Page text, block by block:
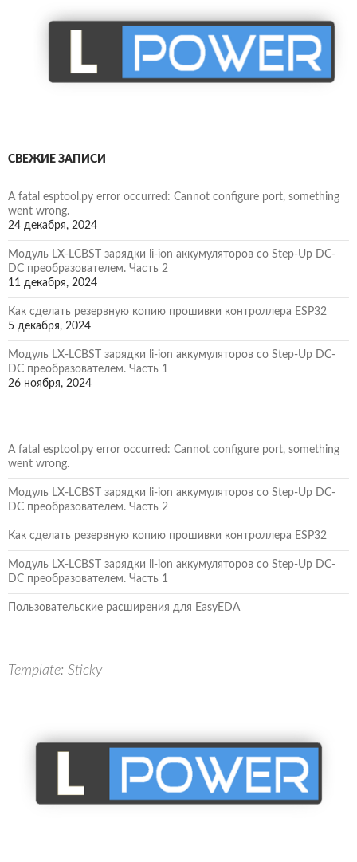
СВЕЖИЕ ЗАПИСИ
A fatal esptool.py error occurred: Cannot configure port, something
went wrong.
24 декабря, 2024
Модуль LX-LCBST зарядки li-ion аккумуляторов со Step-Up DC-
DC преобразователем. Часть 2
11 декабря, 2024
Как сделать резервную копию прошивки контроллера ESP32
5 декабря, 2024
Модуль LX-LCBST зарядки li-ion аккумуляторов со Step-Up DC-
DC преобразователем. Часть 1
26 ноября, 2024
A fatal esptool.py error occurred: Cannot configure port, something
went wrong.
Модуль LX-LCBST зарядки li-ion аккумуляторов со Step-Up DC-
DC преобразователем. Часть 2
Как сделать резервную копию прошивки контроллера ESP32
Модуль LX-LCBST зарядки li-ion аккумуляторов со Step-Up DC-
DC преобразователем. Часть 1
Пользовательские расширения для EasyEDA
Template: Sticky